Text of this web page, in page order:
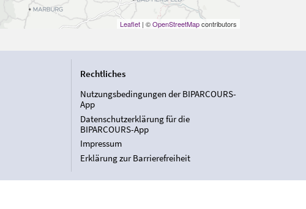
Leaflet| ©OpenStreetMapcontributors
Rechtliches
Nutzungsbedingungen der BIPARCOURS-
App
Datenschutzerklärung für die
BIPARCOURS-App
Impressum
Erklärung zur Barrierefreiheit